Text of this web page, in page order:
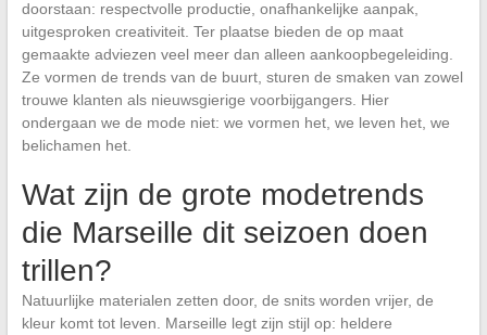
doorstaan: respectvolle productie, onafhankelijke aanpak,
uitgesproken creativiteit. Ter plaatse bieden de op maat
gemaakte adviezen veel meer dan alleen aankoopbegeleiding.
Ze vormen de trends van de buurt, sturen de smaken van zowel
trouwe klanten als nieuwsgierige voorbijgangers. Hier
ondergaan we de mode niet: we vormen het, we leven het, we
belichamen het.
Wat zijn de grote modetrends
die Marseille dit seizoen doen
trillen?
Natuurlijke materialen zetten door, de snits worden vrijer, de
kleur komt tot leven. Marseille legt zijn stijl op: heldere